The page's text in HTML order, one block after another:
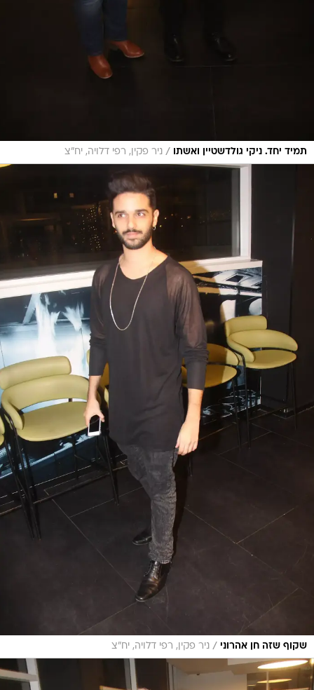
תמיד יחד. ניקי גולדשטיין ואשתו / ניר פקין, רפי דלויה, יח"צ
שקוף שזה חן אהרוני / ניר פקין, רפי דלויה, יח"צ